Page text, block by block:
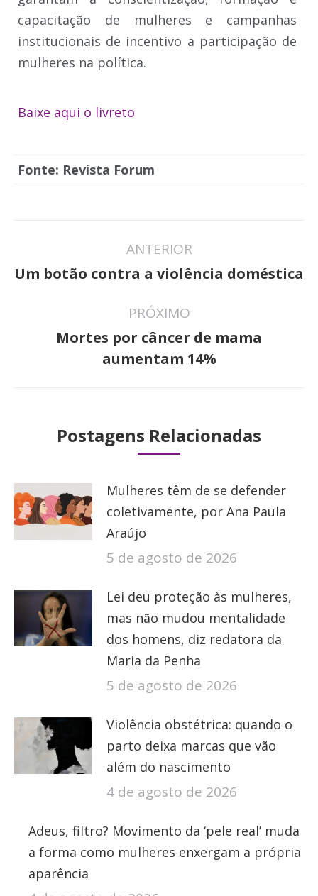
capacitação de mulheres e campanhas
institucionais de incentivo a participação de
mulheres na política.
Baixe aqui o livreto
Fonte: Revista Forum
de
ANTERIOR
Post
Um botão contra a violência doméstica
PRÓXIMO
Próximo
post:
Mortes por câncer de mama
aumentam 14%
Postagens Relacionadas
Mulheres têm de se defender
coletivamente, por Ana Paula
Araújo
5 de agosto de 2026
Lei deu proteção às mulheres,
mas não mudou mentalidade
dos homens, diz redatora da
Maria da Penha
5 de agosto de 2026
Violência obstétrica: quando o
parto deixa marcas que vão
além do nascimento
4 de agosto de 2026
Adeus, filtro? Movimento da ‘pele real’ muda
a forma como mulheres enxergam a própria
aparência